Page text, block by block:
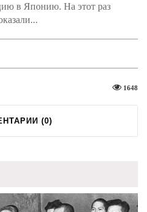
в Японию. На этот раз
1648
(0)